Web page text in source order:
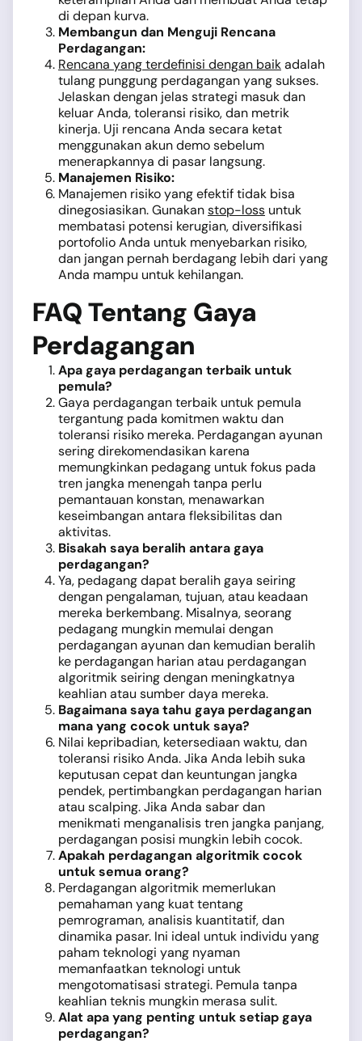
di depan kurva.
Membangun dan Menguji Rencana
Perdagangan:
Rencana yang terdefinisi dengan baikadalah
tulang punggung perdagangan yang sukses.
Jelaskan dengan jelas strategi masuk dan
keluar Anda, toleransi risiko, dan metrik
kinerja. Uji rencana Anda secara ketat
menggunakan akun demo sebelum
menerapkannya di pasar langsung.
Manajemen Risiko:
Manajemen risiko yang efektif tidak bisa
dinegosiasikan. Gunakanstop-loss untuk
membatasi potensi kerugian, diversifikasi
portofolio Anda untuk menyebarkan risiko,
dan jangan pernah berdagang lebih dari yang
Anda mampu untuk kehilangan.
FAQ Tentang Gaya
Perdagangan
Apa gaya perdagangan terbaik untuk
pemula?
Gaya perdagangan terbaik untuk pemula
tergantung pada komitmen waktu dan
toleransi risiko mereka. Perdagangan ayunan
sering direkomendasikan karena
memungkinkan pedagang untuk fokus pada
tren jangka menengah tanpa perlu
pemantauan konstan, menawarkan
keseimbangan antara fleksibilitas dan
aktivitas.
Bisakah saya beralih antara gaya
perdagangan?
Ya, pedagang dapat beralih gaya seiring
dengan pengalaman, tujuan, atau keadaan
mereka berkembang. Misalnya, seorang
pedagang mungkin memulai dengan
perdagangan ayunan dan kemudian beralih
ke perdagangan harian atau perdagangan
algoritmik seiring dengan meningkatnya
keahlian atau sumber daya mereka.
Bagaimana saya tahu gaya perdagangan
mana yang cocok untuk saya?
Nilai kepribadian, ketersediaan waktu, dan
toleransi risiko Anda. Jika Anda lebih suka
keputusan cepat dan keuntungan jangka
pendek, pertimbangkan perdagangan harian
atau scalping. Jika Anda sabar dan
menikmati menganalisis tren jangka panjang,
perdagangan posisi mungkin lebih cocok.
Apakah perdagangan algoritmik cocok
untuk semua orang?
Perdagangan algoritmik memerlukan
pemahaman yang kuat tentang
pemrograman, analisis kuantitatif, dan
dinamika pasar. Ini ideal untuk individu yang
paham teknologi yang nyaman
memanfaatkan teknologi untuk
mengotomatisasi strategi. Pemula tanpa
keahlian teknis mungkin merasa sulit.
Alat apa yang penting untuk setiap gaya
perdagangan?